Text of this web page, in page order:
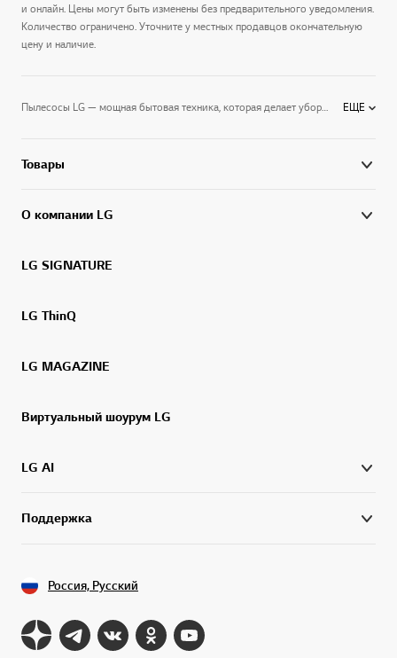
и онлайн. Цены могут быть изменены без предварительного уведомления.
Количество ограничено. Уточните у местных продавцов окончательную
цену и наличие.
Пылесосы LG — мощная бытовая техника, которая делает уборку помещения быстрой и эффективной.Компактные габариты, высокая мощность всасывания, отсутствие пылевых мешков и малый вес — все это превращает рутинную домашнюю работу в развлечение. Ассортимент пылесосов LG включает недорогие модели, пылесосы-роботы, чистящую и даже беспроводную технику. Хотите, чтобы дом сиял чистотой, а у вас оставались силы и время на любимые занятия? Воспользуйтесь прогрессивными и высокотехнологичными пылесосами LG. ЕЩЕ
Товары
О компании LG
LG SIGNATURE
LG ThinQ
LG MAGAZINE
Виртуальный шоурум LG
LG AI
Поддержка
Россия, Русский